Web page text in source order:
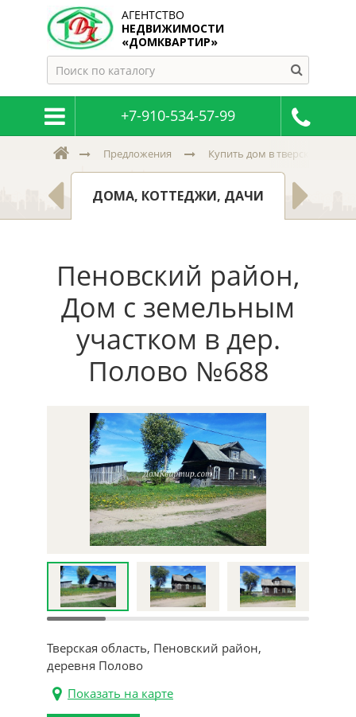
АГЕНТСТВО
НЕДВИЖИМОСТИ
«ДОМКВАРТИР»
+7-910-534-57-99
Предложения Купить дом в тверской и
ДОМА, КОТТЕДЖИ, ДАЧИ
Пеновский район,
Дом с земельным
участком в дер.
Полово №688
Тверская область, Пеновский район,
деревня Полово
Показать на карте